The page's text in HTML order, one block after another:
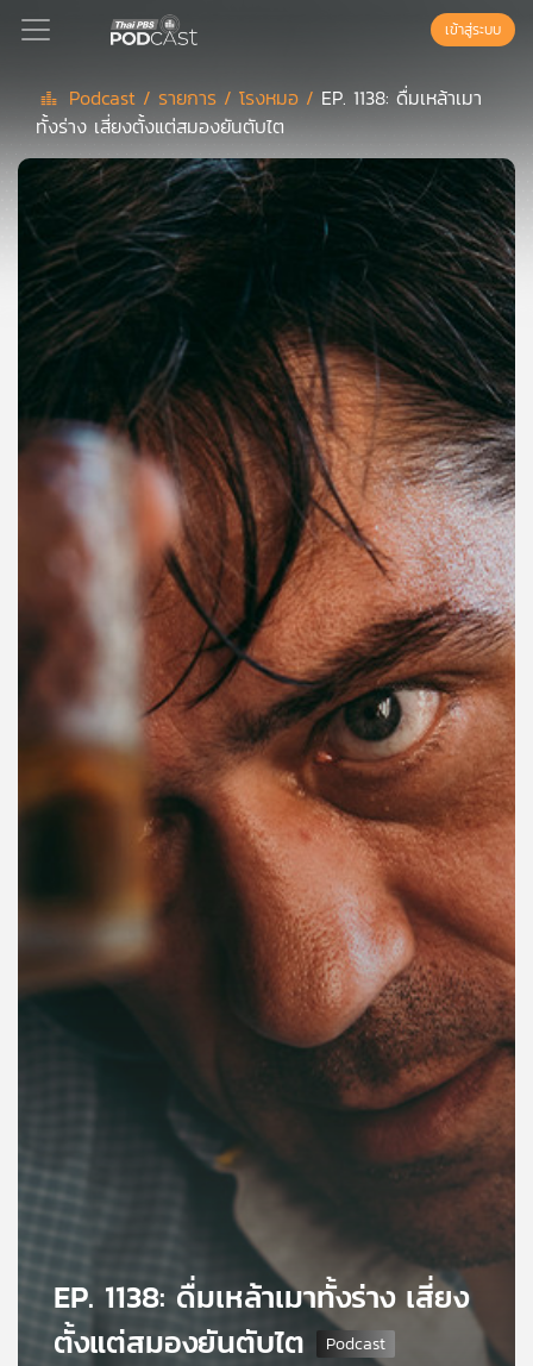
Podcast
เพล
แนะนำ
เพล
เพลง
ข่าว
เรา
ไทย
แผนที่
เข้าสู่ระบบ
Podcast / รายการ /โรงหมอ / EP. 1138: ดื่มเหล้าเมา
ทั้งร่าง เสี่ยงตั้งแต่สมองยันตับไต
EP. 1138: ดื่มเหล้าเมาทั้งร่าง เสี่ยง
ตั้งแต่สมองยันตับไต